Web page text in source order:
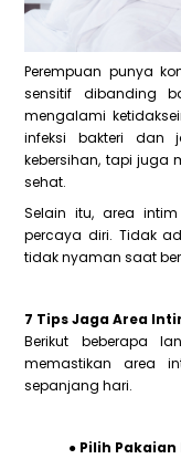
Perempuan punya
sensitif dibanding
mengalami
infeksi bakteri dan
kebersihan, tapi juga
sehat.
Selain itu, area
percaya diri. Tidak
tidak nyaman saat
7 Tips Jaga Area
Berikut beberapa
memastikan area
sepanjang hari.
● Pilih